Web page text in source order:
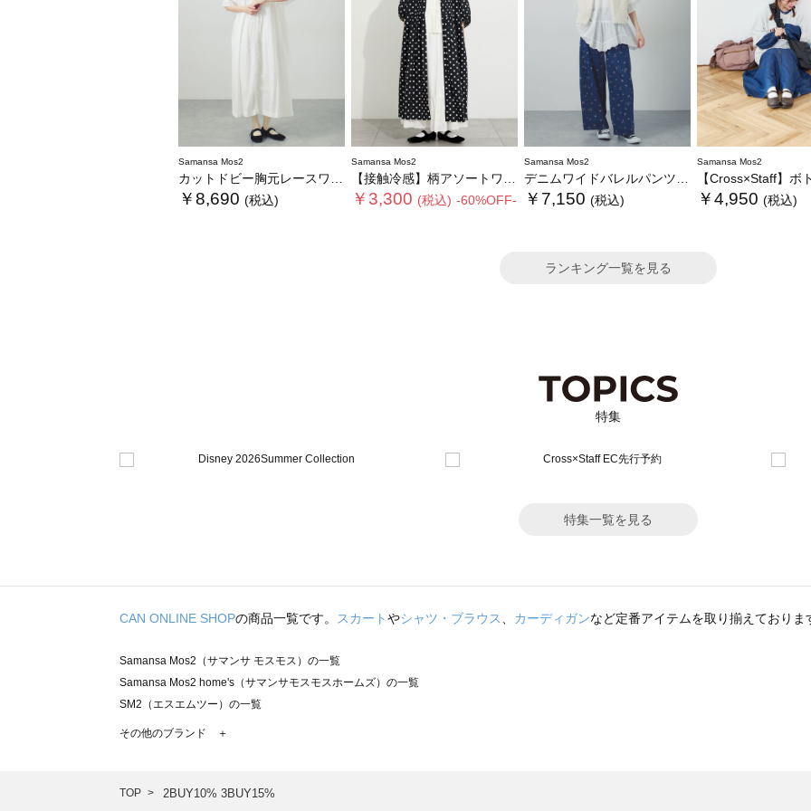
Samansa Mos2
カットドビー胸元レースワンピース
￥8,690 (税込)
Samansa Mos2
【接触冷感】柄アソートワンピース《限定カラーあり》
￥3,300 (税込) -60%OFF-
Samansa Mos2
デニムワイドバレルパンツ〈WEB限定SS・XLサイズ〉
￥7,150 (税込)
Samansa Mos2
【Cross×Staff】ボトルポケ付/ハーフムー
￥4,950 (税込)
ランキング一覧を見る
特集
特集一覧を見る
CAN ONLINE SHOPの商品一覧です。 スカートやシャツ・ブラウス、 カーディガンなど定番アイテムを取り揃えておりま
Samansa Mos2（サマンサ モスモス）の一覧
Samansa Mos2 home's（サマンサモスモスホームズ）の一覧
SM2（エスエムツー）の一覧
TSUHARU by Samansa Mos2（ツハルバイサマンサモスモス）の一覧
Samansa Mos2 Lagom（サマンサモスモス ラーゴム）の一覧
その他のブランド ＋
TOP 2BUY10% 3BUY15%